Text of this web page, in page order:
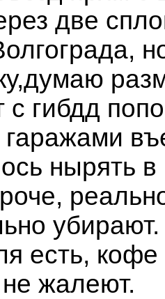
две
гибдд
гаражами
нырять
есть,
жалеют.